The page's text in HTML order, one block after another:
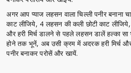
अगर आप प्याज लहसन वाला चिल्ली पनीर बनाना
काट लीजिये, 4 लहसन की कली छोटी काट
और हरी मिर्च डालने से पहले लहसन डालें हल्का सा
होने तक भूनें, अब उसी क्रम में अदरक हरी मिर्च
पनीर बनाकर परोसें और खायें.